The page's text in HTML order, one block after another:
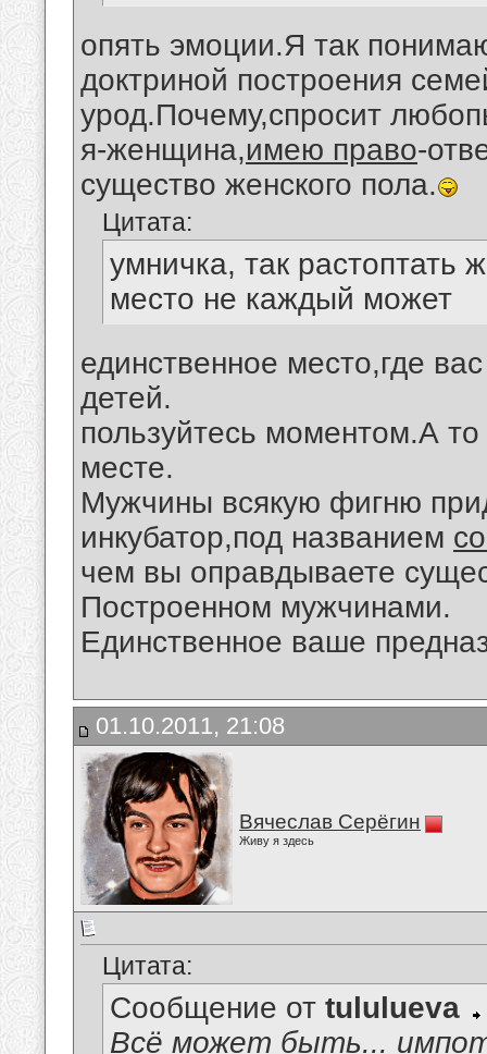
опять эмоции.Я так
доктриной построения
урод.Почему,спросит
я-женщина,имею право-
существо женского пола.
Цитата:
умничка, так растоптать
место не каждый может
единственное место,где
детей.
пользуйтесь моментом.А
месте.
Мужчины всякую фигню
инкубатор,под названием
чем вы оправдываете
Построенном мужчинами.
Единственное ваше
01.10.2011, 21:08
Вячеслав Серёгин
Живу я здесь
Цитата:
Сообщение от tululueva
Всё может быть...